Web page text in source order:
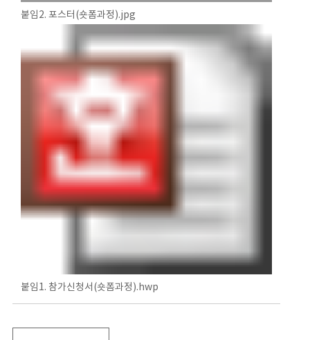
붙임2. 포스터(숏폼과정).jpg
붙임1. 참가신청서(숏폼과정).hwp